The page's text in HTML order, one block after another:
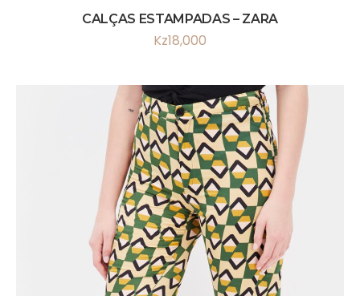
CALÇAS ESTAMPADAS – ZARA
Kz18,000